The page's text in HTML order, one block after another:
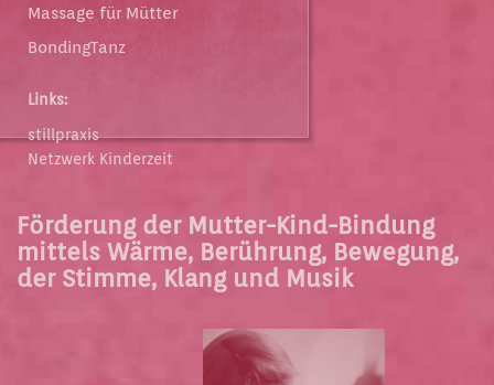
Massage für Mütter
BondingTanz
Links:
stillpraxis
Netzwerk Kinderzeit
Förderung der Mutter-Kind-Bindung
mittels Wärme, Berührung, Bewegung,
der Stimme, Klang und Musik